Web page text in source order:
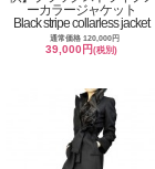
ーカラージャケット
Black stripe collarless jacket
通常価格 120,000円
39,000円(税別)